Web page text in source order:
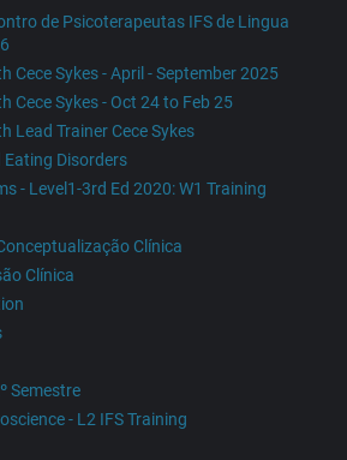
de Psicoterapeutas IFS de Lingua
Cece Sykes - April - September 2025
Cece Sykes - Oct 24 to Feb 25
Lead Trainer Cece Sykes
Eating Disorders
- Level1-3rd Ed 2020: W1 Training
Clínica
Clínica
Semestre
- L2 IFS Training